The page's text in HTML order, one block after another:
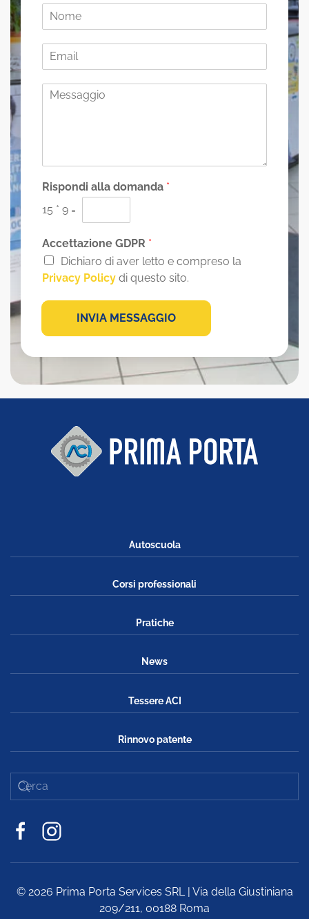
m
M
i
*
Rispondi alla domanda *
15 * 9 =
Accettazione GDPR *
Dichiaro di aver letto e compreso la
Privacy Policy di questo sito.
INVIA MESSAGGIO
Autoscuola
Corsi professionali
Pratiche
News
Tessere ACI
Rinnovo patente
© 2026 Prima Porta Services SRL | Via della Giustiniana
209/211, 00188 Roma